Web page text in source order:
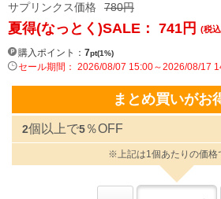
サプリンクス価格 780円
夏得(なっとく)SALE： 741 円 (税
購入ポイント： 7pt(1%)
セール期間： 2026/08/07 15:00～2026/08/17
まとめ買いがお
2個以上で5％OFF
※上記は1個あたりの価格